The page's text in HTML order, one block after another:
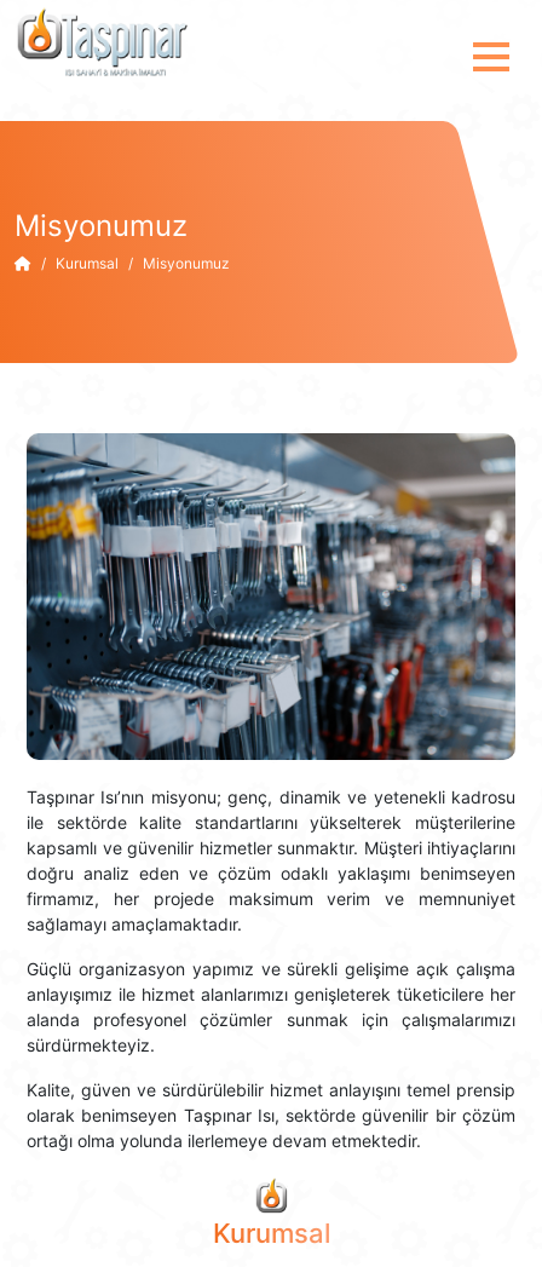
Misyonumuz
Kurumsal Misyonumuz
Taşpınar Isı’nın misyonu; genç, dinamik ve yetenekli kadrosu
ile sektörde kalite standartlarını yükselterek müşterilerine
kapsamlı ve güvenilir hizmetler sunmaktır. Müşteri ihtiyaçlarını
doğru analiz eden ve çözüm odaklı yaklaşımı benimseyen
firmamız, her projede maksimum verim ve memnuniyet
sağlamayı amaçlamaktadır.
Güçlü organizasyon yapımız ve sürekli gelişime açık çalışma
anlayışımız ile hizmet alanlarımızı genişleterek tüketicilere her
alanda profesyonel çözümler sunmak için çalışmalarımızı
sürdürmekteyiz.
Kalite, güven ve sürdürülebilir hizmet anlayışını temel prensip
olarak benimseyen Taşpınar Isı, sektörde güvenilir bir çözüm
ortağı olma yolunda ilerlemeye devam etmektedir.
Kurumsal